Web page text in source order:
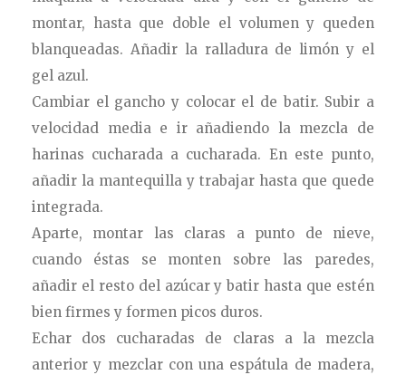
montar, hasta que doble el volumen y queden
blanqueadas. Añadir la ralladura de limón y el
gel azul.
Cambiar el gancho y colocar el de batir. Subir a
velocidad media e ir añadiendo la mezcla de
harinas cucharada a cucharada. En este punto,
añadir la mantequilla y trabajar hasta que quede
integrada.
Aparte, montar las claras a punto de nieve,
cuando éstas se monten sobre las paredes,
añadir el resto del azúcar y batir hasta que estén
bien firmes y formen picos duros.
Echar dos cucharadas de claras a la mezcla
anterior y mezclar con una espátula de madera,